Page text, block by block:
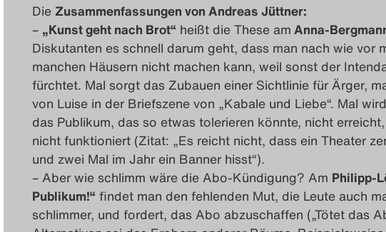
DieZusammenfassungen von Andreas Jüttner:
– „Kunst geht nach Brot“ heißt die These amAnna-
Diskutanten es schnell darum geht, dass man nach wie vor
manchen Häusern nicht machen kann, weil sonst der
fürchtet. Mal sorgt das Zubauen einer Sichtlinie für Ärger,
von Luise in der Briefszene von „Kabale und Liebe“. Mal
das Publikum, das so etwas tolerieren könnte, nicht
nicht funktioniert (Zitat: „Es reicht nicht, dass ein Theater
und zwei Mal im Jahr ein Banner hisst“).
– Aber wie schlimm wäre die Abo-Kündigung? Am Philipp-
Publikum!“ findet man den fehlenden Mut, die Leute auch
schlimmer, und fordert, das Abo abzuschaffen („Tötet das